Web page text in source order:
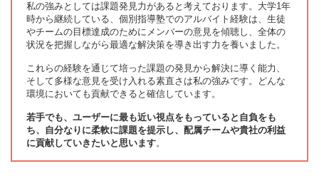
私の強みとしては課題発見力があると考えております。大学1年
時から継続している、個別指導塾でのアルバイト経験は、生徒
やチームの目標達成のためにメンバーの意見を傾聴し、全体の
状況を把握しながら最適な解決策を導き出す力を養いました。
これらの経験を通じて培った課題の発見から解決に導く能力、
そして多様な意見を受け入れる素直さは私の強みです。どんな
環境においても貢献できると確信しています。
若手でも、ユーザーに最も近い視点をもっていると自負をも
ち、自分なりに柔軟に課題を提示し、配属チームや貴社の利益
に貢献していきたいと思います。